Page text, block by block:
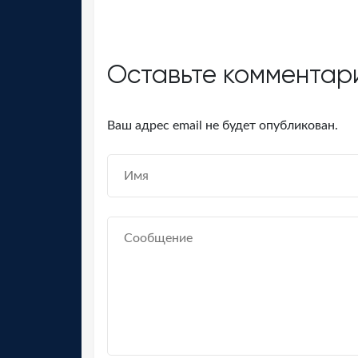
Оставьте
Ваш адрес email не будет опубликован.